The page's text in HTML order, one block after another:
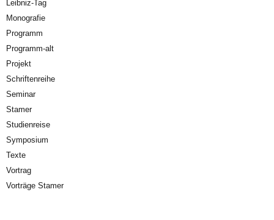
Leibniz-Tag
Monografie
Programm
Programm-alt
Projekt
Schriftenreihe
Seminar
Stamer
Studienreise
Symposium
Texte
Vortrag
Vorträge Stamer